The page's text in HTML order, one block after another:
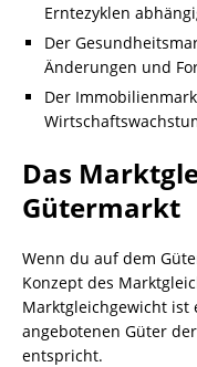
Erntezyklen
Der
Änderungen und
Der
Das
Gütermarkt
Wenn du auf dem
Konzept des
Marktgleichgewicht ist
angebotenen Güter
entspricht.